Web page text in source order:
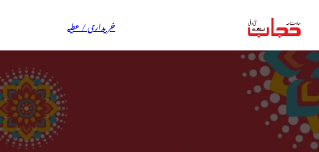
خریداری / عطیہ